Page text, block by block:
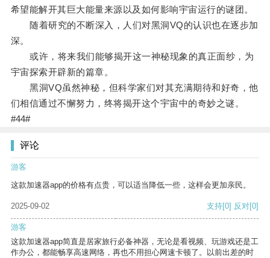
希望能解开其巨大能量来源以及如何影响宇宙运行的谜团。
随着研究的不断深入，人们对黑洞VQ的认识也在逐步加
深。
或许，将来我们能够揭开这一神秘现象的真正面纱，为
宇宙探索开辟新的篇章。
黑洞VQ虽然神秘，但科学家们对其充满期待和好奇，他
们相信通过不懈努力，终将揭开这个宇宙中的奇妙之谜。
#44#
评论
游客
这款加速器app的价格有点贵，可以适当降低一些，这样会更加亲民。
2025-09-02 支持[0] 反对[0]
游客
这款加速器app简直是居家旅行必备神器，无论是看视频、玩游戏还是工
作办公，都能畅享高速网络，再也不用担心网速卡顿了。以前出差的时